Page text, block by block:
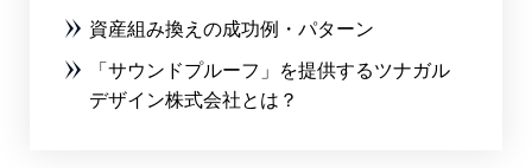
資産組み換えの成功例・パターン
「サウンドプルーフ」を提供するツナガル
デザイン株式会社とは？